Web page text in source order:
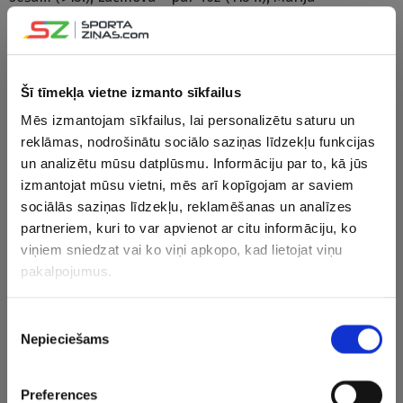
Šī tīmekļa vietne izmanto sīkfailus
Mēs izmantojam sīkfailus, lai personalizētu saturu un
reklāmas, nodrošinātu sociālo saziņas līdzekļu funkcijas
un analizētu mūsu datplūsmu. Informāciju par to, kā jūs
izmantojat mūsu vietni, mēs arī kopīgojam ar saviem
sociālās saziņas līdzekļu, reklamēšanas un analīzes
partneriem, kuri to var apvienot ar citu informāciju, ko
viņiem sniedzat vai ko viņi apkopo, kad lietojat viņu
pakalpojumus.
izvēle
Nepieciešams
Preferences
Semeņistaja savu vietu nemaina (1225.), Valērija Kargina ir
ailīti augstāk (1328.), bet Sevastova rangā atgriezusies
Kateržina Sinjakova, otro vietu ieņem amerikāniete
Teilore Taunzenda.
Vīrieši
Latvijas tenisists Roberts Štrombahs
jaunākajā Tenisa
profesionāļu asociācijas (ATP) rangā ir zaudējis septiņas
Arī pārējiem latviešiem ir kritumi –
Kārlim Ozoliņam
Mārtiņam Rocēnampar trīs
par vienu (dalīta
1869.).